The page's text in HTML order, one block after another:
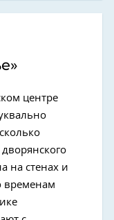
центре
на стенах и
временам